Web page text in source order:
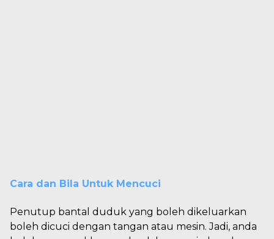
Cara dan Bila Untuk Mencuci
Penutup bantal duduk yang boleh dikeluarkan
boleh dicuci dengan tangan atau mesin. Jadi, anda